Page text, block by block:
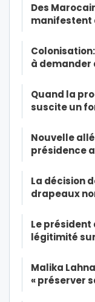
Des
manifestent
à demander
Quand la
suscite un
Nouvelle
présidence
La décision
drapeaux
Le président
légitimité
Malika
« préserver